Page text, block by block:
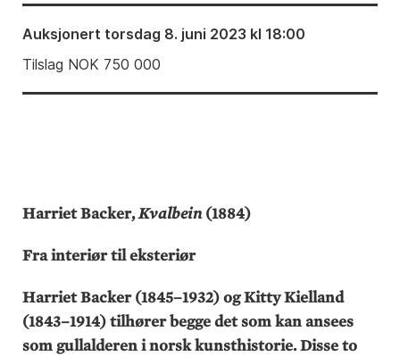
Auksjonert torsdag 8. juni 2023 kl 18:00
Tilslag NOK 750 000
Harriet Backer,Kvalbein (1884)
Fra interiør til eksteriør
Harriet Backer (1845–1932) og Kitty Kielland
(1843–1914) tilhører begge det som kan ansees
som gullalderen i norsk kunsthistorie. Disse to